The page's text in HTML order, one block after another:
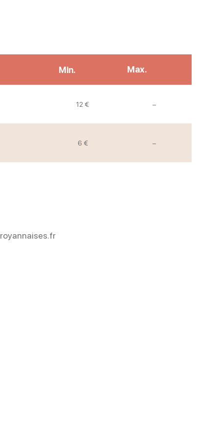
Min. Max.
12 € –Non communiqué
6 € –Non communiqué